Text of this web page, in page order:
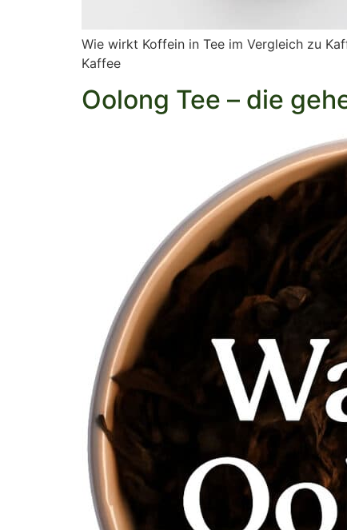
Wie wirkt Koffein in Tee im Vergleich zu
Kaffee
Oolong Tee – die